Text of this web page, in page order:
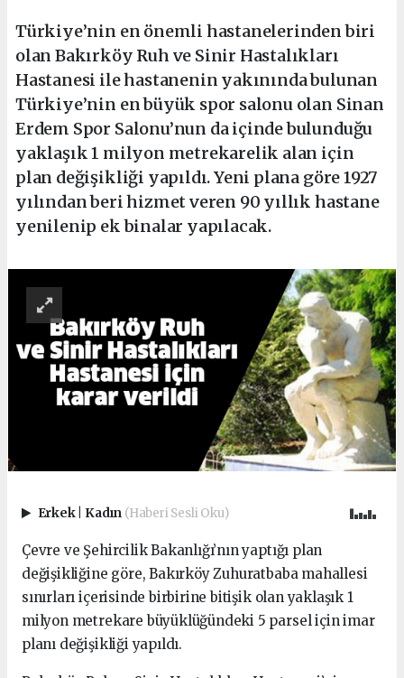
Türkiye’nin en önemli hastanelerinden biri
olan Bakırköy Ruh ve Sinir Hastalıkları
Hastanesi ile hastanenin yakınında bulunan
Türkiye’nin en büyük spor salonu olan Sinan
Erdem Spor Salonu’nun da içinde bulunduğu
yaklaşık 1 milyon metrekarelik alan için
plan değişikliği yapıldı. Yeni plana göre 1927
yılından beri hizmet veren 90 yıllık hastane
yenilenip ek binalar yapılacak.
Erkek Kadın (Haberi Sesli Oku)
Çevre ve Şehircilik Bakanlığı’nın yaptığı plan
değişikliğine göre, Bakırköy Zuhuratbaba mahallesi
sınırları içerisinde birbirine bitişik olan yaklaşık 1
milyon metrekare büyüklüğündeki 5 parsel için imar
planı değişikliği yapıldı.